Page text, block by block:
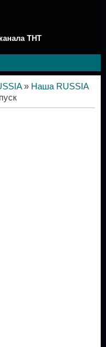
ТНТ
» Наша RUSSIA